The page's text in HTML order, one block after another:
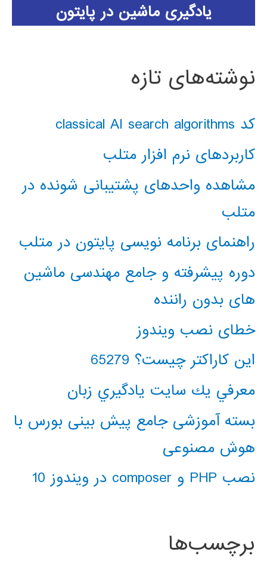
یادگیری ماشین در پایتون
نوشته‌های تازه
کد classical AI search algorithms
کاربردهای نرم افزار متلب
مشاهده واحدهای پشتیبانی شونده در
متلب
راهنمای برنامه نویسی پایتون در متلب
دوره پیشرفته و جامع مهندسی ماشین
های بدون راننده
خطای نصب ویندوز
این کاراکتر چیست؟ 65279
معرفي يك سايت يادگيري زبان
بسته آموزشی جامع پیش بینی بورس با
هوش مصنوعی
نصب PHP و composer در ویندوز 10
برچسب‌ها